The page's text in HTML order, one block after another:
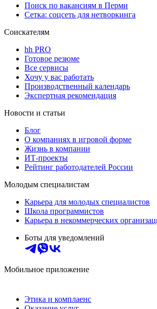
Поиск по вакансиям в Перми
Сетка: соцсеть для нетворкинга
Соискателям
hh PRO
Готовое резюме
Все сервисы
Хочу у вас работать
Производственный календарь
Экспертная рекомендация
Новости и статьи
Блог
О компаниях в игровой форме
Жизнь в компании
ИТ-проекты
Рейтинг работодателей России
Молодым специалистам
Карьера для молодых специалистов
Школа программистов
Карьера в некоммерческих
Боты для уведомлений
Мобильное приложение
Этика и комплаенс